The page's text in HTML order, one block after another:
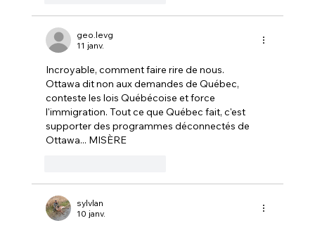
geo.levg
11 janv.
Incroyable, comment faire rire de nous.
Ottawa dit non aux demandes de Québec,
conteste les lois Québécoise et force
l'immigration. Tout ce que Québec fait, c'est
supporter des programmes déconnectés de
Ottawa... MISÈRE
sylvlan
10 janv.